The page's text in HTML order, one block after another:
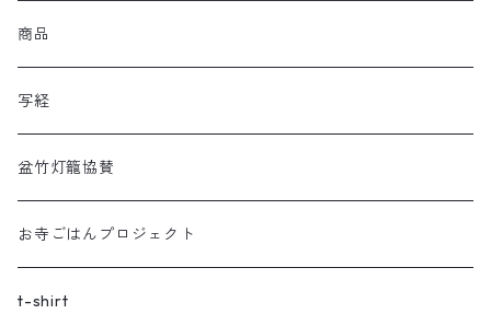
商品
写経
盆竹灯籠協賛
お寺ごはんプロジェクト
t-shirt